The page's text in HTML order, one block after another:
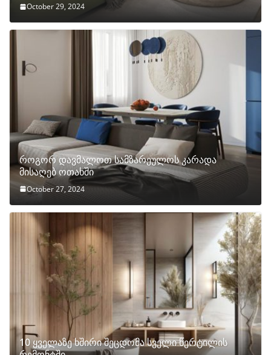
October 29, 2024
როგორ დავმალოთ სამზარეულოს კარადა
მისაღებ ოთახში
October 27, 2024
10 ყველაზე ხშირი შეცდომა სველი წერტილის